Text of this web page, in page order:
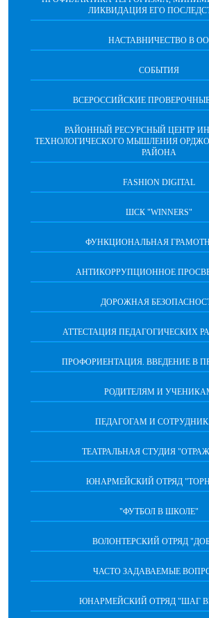
ЛИКВИДАЦИЯ ЕГО
НАСТАВНИЧЕСТВО В ОО
СОБЫТИЯ
ВСЕРОССИЙСКИЕ
РАЙОННЫЙ РЕСУРСНЫЙ ЦЕНТР
ТЕХНОЛОГИЧЕСКОГО МЫШЛЕНИЯ
РАЙОНА
FASHION DIGITAL
ШСК "WINNERS"
ФУНКЦИОНАЛЬНАЯ
АНТИКОРРУПЦИОННОЕ
ДОРОЖНАЯ
АТТЕСТАЦИЯ ПЕДАГОГИЧЕСКИХ
ПРОФОРИЕНТАЦИЯ. ВВЕДЕНИЕ В
РОДИТЕЛЯМ И
ПЕДАГОГАМ И
ТЕАТРАЛЬНАЯ СТУДИЯ
ЮНАРМЕЙСКИЙ ОТРЯД
"ФУТБОЛ В ШКОЛЕ"
ВОЛОНТЕРСКИЙ ОТРЯД
ЧАСТО ЗАДАВАЕМЫЕ
ЮНАРМЕЙСКИЙ ОТРЯД "ШАГ